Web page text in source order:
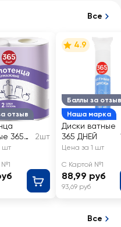
Все
отзыв
365
2шт
шт
№1
Баллы за отзыв
Наша марка
4.9
Диски ватные
365 ДНЕЙ
Цена за 1 шт
С Картой №1
88,99 руб
93,69 руб
Все